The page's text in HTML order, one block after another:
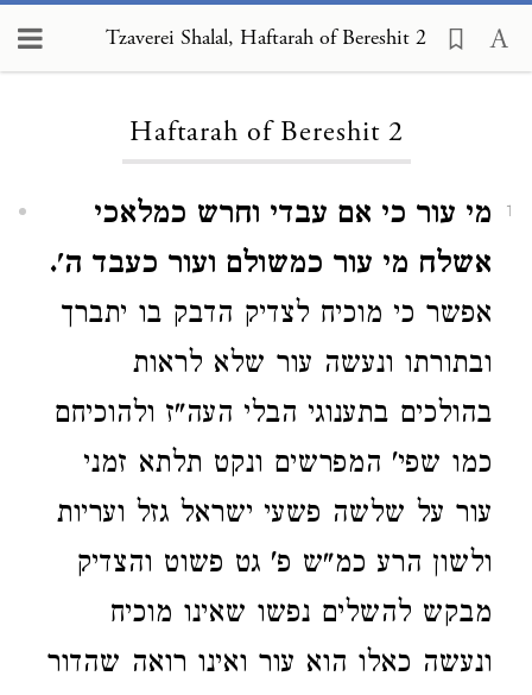
Tzaverei Shalal, Haftarah of Bereshit 2
Haftarah of Bereshit 2
1
מי עור כי אם עבדי וחרש כמלאכי
אשלח מי עור כמשולם ועור כעבד ה'.
אפשר כי מוכיח לצדיק הדבק בו יתברך
ובתורתו ונעשה עור שלא לראות
בהולכים בתענוגי הבלי העה"ז ולהוכיחם
כמו שפי' המפרשים ונקט תלתא זמני
עור על שלשה פשעי ישראל גזל ועריות
ולשון הרע כמ"ש פ' גט פשוט והצדיק
מבקש להשלים נפשו שאינו מוכיח
ונעשה כאלו הוא עור ואינו רואה שהדור